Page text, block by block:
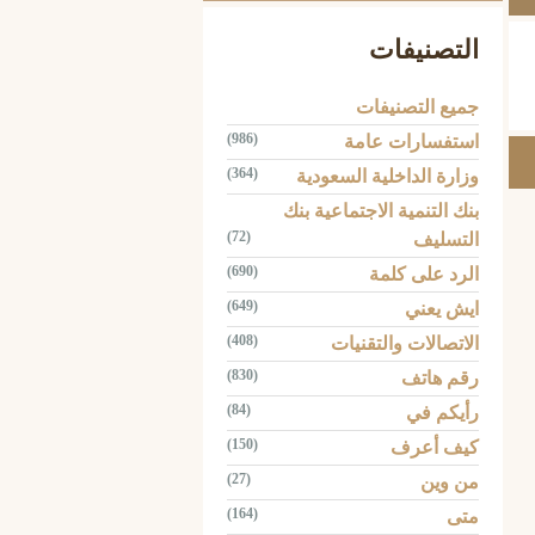
التصنيفات
جميع التصنيفات
استفسارات عامة
(986)
وزارة الداخلية السعودية (364)
بنك التنمية الاجتماعية بنك
التسليف
(72)
الرد على كلمة (690)
ايش يعني (649)
الاتصالات والتقنيات (408)
رقم هاتف (830)
رأيكم في (84)
كيف أعرف (150)
من وين (27)
متى (164)